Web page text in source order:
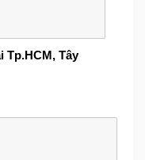
Tp.HCM, Tây